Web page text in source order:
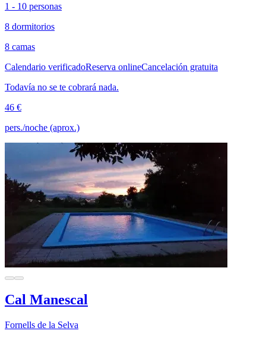
1 - 10 personas
8 dormitorios
8 camas
Calendario verificadoReserva onlineCancelación gratuita
Todavía no se te cobrará nada.
46 €
pers./noche (aprox.)
Cal Manescal
Fornells de la Selva